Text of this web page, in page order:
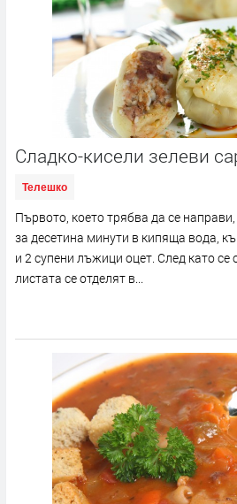
Сладко-кисели зелеви
Телешко
Първото, което трябва да се
за десетина минути в кипяща вода,
и 2 супени лъжици оцет. След като се
листата се отделят в...